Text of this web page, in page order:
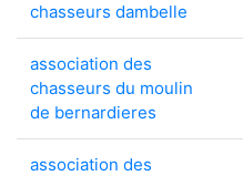
chasseurs dambelle
association des
chasseurs du moulin
de bernardieres
association des